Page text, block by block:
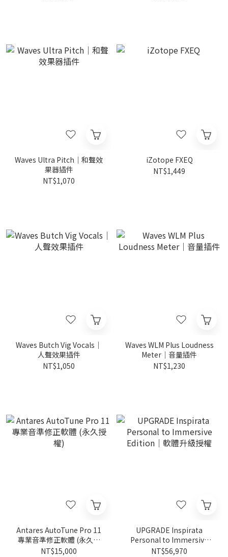
Waves Ultra Pitch｜和聲效
果器插件
NT$1,070
iZotope FXEQ
NT$1,449
Waves Butch Vig Vocals｜
人聲效果插件
NT$1,050
Waves WLM Plus Loudness
Meter｜音量插件
NT$1,230
Antares AutoTune Pro 11
專業音準修正軟體 (永久授
權)
NT$15,000
UPGRADE Inspirata
Personal to Immersive
Edition｜軟體升級授權
NT$56,970